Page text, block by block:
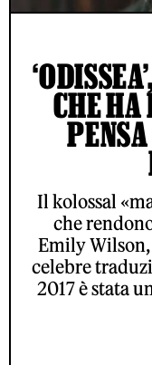
CHE
Il kolossal
che
Emily Wilson,
celebre
2017 è stata